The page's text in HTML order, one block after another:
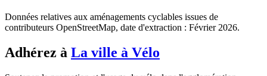
Données relatives aux aménagements cyclables issues de
contributeurs OpenStreetMap, date d'extraction : Février 2026.
Adhérez à La ville à Vélo